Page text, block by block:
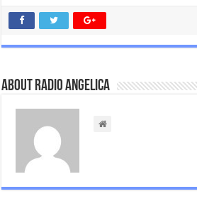
About Radio Angelica